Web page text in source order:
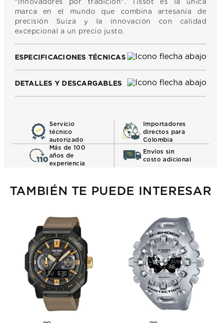
marca en el mundo que combina artesanía de
precisión Suiza y la innovación con calidad
excepcional a un precio justo.
ESPECIFICACIONES TÉCNICAS
DETALLES Y DESCARGABLES
Servicio
técnico
autorizado
Importadores
directos para
Colombia
Más de 100
años de
experiencia
Envíos sin
costo adicional
TAMBIÉN TE PUEDE INTERESAR